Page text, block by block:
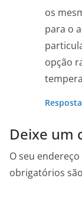
os
para o
opção
Resposta
Deixe um
O seu
obrigatórios